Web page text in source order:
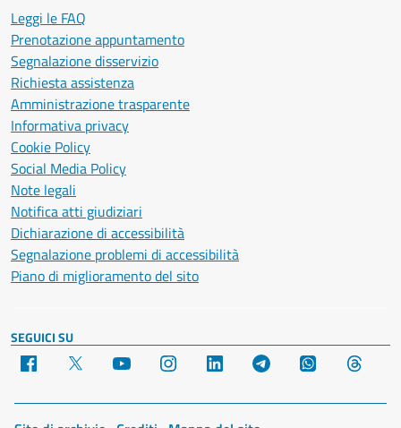
Leggi le FAQ
Prenotazione appuntamento
Segnalazione disservizio
Richiesta assistenza
Amministrazione trasparente
Informativa privacy
Cookie Policy
Social Media Policy
Note legali
Notifica atti giudiziari
Dichiarazione di accessibilità
Segnalazione problemi di accessibilità
Piano di miglioramento del sito
SEGUICI SU
Facebook YouTube Instagram LinkedIn Telegram WhatsApp